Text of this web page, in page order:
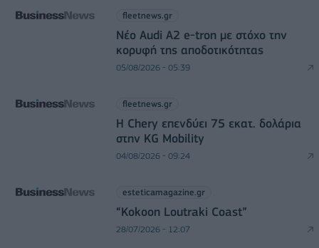
fleetnews.gr
Νέο Audi A2 e-tron με στόχο την
κορυφή της αποδοτικότητας
05/08/2026 - 05:39
fleetnews.gr
Η Chery επενδύει 75 εκατ. δολάρια
στην KG Mobility
04/08/2026 - 09:24
esteticamagazine.gr
“Kokoon Loutraki Coast”
28/07/2026 - 12:07